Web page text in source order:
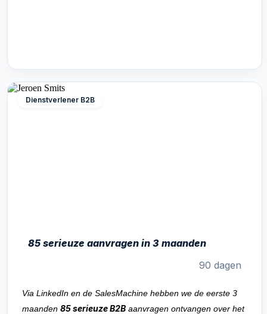
Dienstverlener B2B
85 serieuze aanvragen in 3 maanden
90 dagen
Via LinkedIn en de SalesMachine hebben we de eerste 3
maanden 85 serieuze B2B aanvragen ontvangen over het